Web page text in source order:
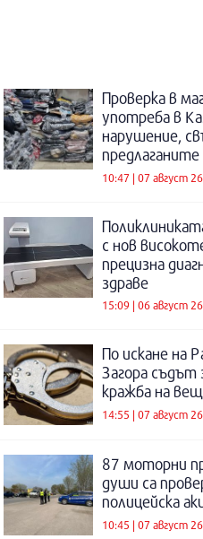
Проверка в
употреба в
нарушение,
10:47 | 07 август 26
с нов
прецизна
здраве
15:09 | 06 август 26
По искане на
Загора съдът
кражба на
14:55 | 07 август 26
87 моторни
души са
полицейска
10:45 | 07 август 26